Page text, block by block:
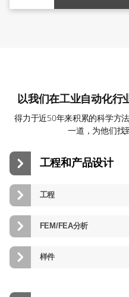
以我们在工业自动化行
得力于近50年来积累的科学方
一道，为他们找
工程和产品设计
工程
FEM/FEA分析
样件